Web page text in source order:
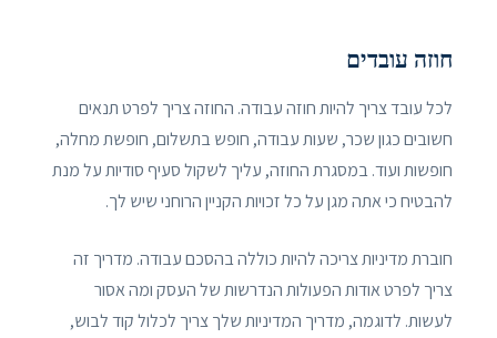
חוזה עובדים
לכל עובד צריך להיות חוזה עבודה. החוזה צריך לפרט תנאים
חשובים כגון שכר, שעות עבודה, חופש בתשלום, חופשת מחלה,
חופשות ועוד. במסגרת החוזה, עליך לשקול סעיף סודיות על מנת
להבטיח כי אתה מגן על כל זכויות הקניין הרוחני שיש לך.
חוברת מדיניות צריכה להיות כוללה בהסכם עבודה. מדריך זה
צריך לפרט אודות הפעולות הנדרשות של העסק ומה אסור
לעשות. לדוגמה, מדריך המדיניות שלך צריך לכלול קוד לבוש,